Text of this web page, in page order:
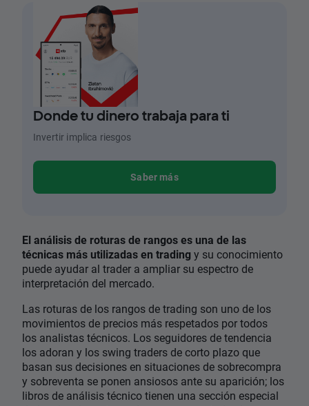
Donde tu dinero trabaja para ti
Invertir implica riesgos
Saber más
El análisis de roturas de rangos es una de las
técnicas más utilizadas en tradingy su conocimiento
puede ayudar al trader a ampliar su espectro de
interpretación del mercado.
Las roturas de los rangos de trading son uno de los
movimientos de precios más respetados por todos
los analistas técnicos. Los seguidores de tendencia
los adoran y los swing traders de corto plazo que
basan sus decisiones en situaciones de sobrecompra
y sobreventa se ponen ansiosos ante su aparición; los
libros de análisis técnico tienen una sección especial